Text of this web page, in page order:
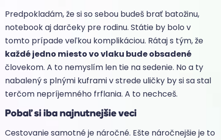
Predpokladám, že si so sebou budeš brať batožinu,
notebook aj darčeky pre rodinu. Státie by bolo v
tomto prípade veľkou komplikáciou. Rátaj s tým, že
každé jedno miesto vo vlaku bude obsadené
človekom. A to nemyslím len tie na sedenie. No a ty
nabalený s plnými kuframi v strede uličky by si sa stal
terčom nepríjemného frflania. A to nechceš.
Pobaľ si iba najnutnejšie veci
Cestovanie samotné je náročné. Ešte náročnejšie je to